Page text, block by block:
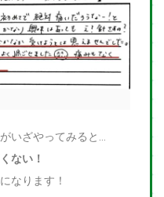
いざやってみると…
ない！
なります！